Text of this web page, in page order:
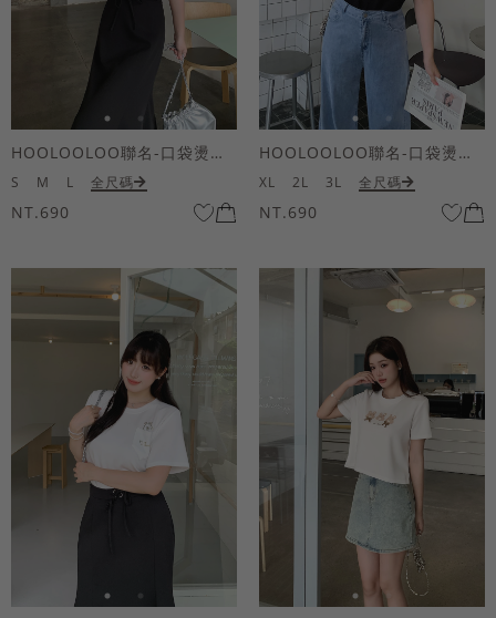
HOOLOOLOO聯名-口袋燙金KUKU熊短袖上衣
S M L 全尺碼
NT.690
HOOLOOLOO聯名-口袋燙金KUKU熊短袖上衣
XL 2L 3L 全尺碼
NT.690